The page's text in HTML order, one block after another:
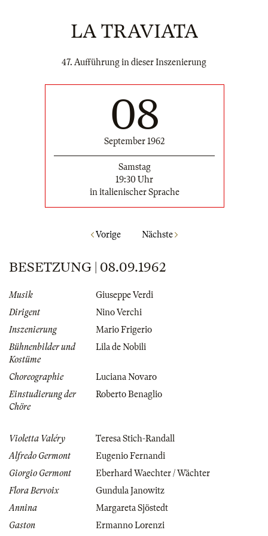
LA TRAVIATA
47. Aufführung in dieser Inszenierung
08
September 1962
Samstag
19:30 Uhr
in italienischer Sprache
Vorige Nächste
BESETZUNG | 08.09.1962
Musik
Giuseppe Verdi
Dirigent
Nino Verchi
Inszenierung
Mario Frigerio
Bühnenbilder und
Kostüme
Lila de Nobili
Choreographie
Luciana Novaro
Einstudierung der
Chöre
Roberto Benaglio
Violetta Valéry
Teresa Stich-Randall
Alfredo Germont
Eugenio Fernandi
Giorgio Germont
Eberhard Waechter / Wächter
Flora Bervoix
Gundula Janowitz
Annina
Margareta Sjöstedt
Gaston
Ermanno Lorenzi